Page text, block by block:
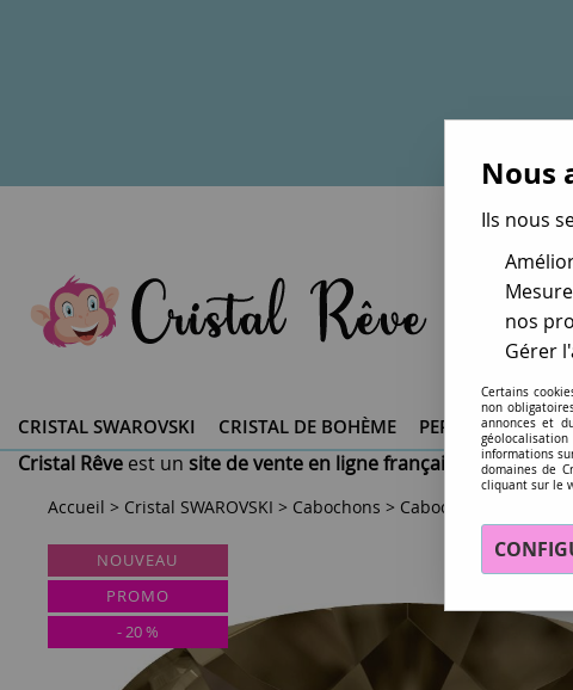
CRISTAL SWAROVSKI ® CRISTAL DE BOHÈME PERLES DU
Cristal Rêve est un site de vente en ligne français spécialisé
Accueil > Cristal SWAROVSKI > Cabochons > Cabochons carrés
NOUVEAU
PROMO
-20%
Nous
Ils nous
nos
Gérer
Certains
non
annonces et
informations
domaines de
cliquant sur le